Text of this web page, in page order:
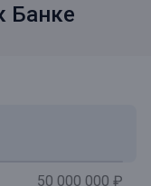
Банке
50 000 000 ₽